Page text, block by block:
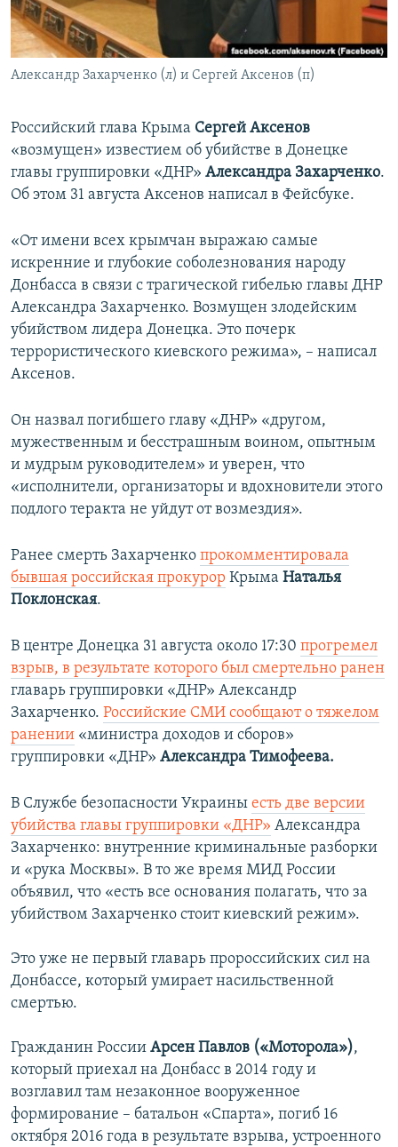
ПОБЕДИТЕЛЕЙ НЕ СУДЯТ?
КРЫМ.НЕПОКОРЕННЫЙ
ELIFBE
ПРИСОЕДИНЯЙТЕСЬ!
Все сайты RFE/RL
Александр Захарченко (л) и Сергей Аксенов (п)
Российский глава Крыма Сергей Аксенов
«возмущен» известием об убийстве в Донецке
главы группировки «ДНР» Александра Захарченко.
Об этом 31 августа Аксенов написал в Фейсбуке.
«От имени всех крымчан выражаю самые
искренние и глубокие соболезнования народу
Донбасса в связи с трагической гибелью главы ДНР
Александра Захарченко. Возмущен злодейским
убийством лидера Донецка. Это почерк
террористического киевского режима», – написал
Аксенов.
Он назвал погибшего главу «ДНР» «другом,
мужественным и бесстрашным воином, опытным
и мудрым руководителем» и уверен, что
«исполнители, организаторы и вдохновители этого
подлого теракта не уйдут от возмездия».
Ранее смерть Захарченко прокомментировала
бывшая российская прокурор Крыма Наталья
Поклонская.
В центре Донецка 31 августа около 17:30 прогремел
взрыв, в результате которого был смертельно ранен
главарь группировки «ДНР» Александр
Захарченко. Российские СМИ сообщают о тяжелом
ранении «министра доходов и сборов»
группировки «ДНР» Александра Тимофеева.
В Службе безопасности Украины есть две версии
убийства главы группировки «ДНР» Александра
Захарченко: внутренние криминальные разборки
и «рука Москвы». В то же время МИД России
объявил, что «есть все основания полагать, что за
убийством Захарченко стоит киевский режим».
Это уже не первый главарь пророссийских сил на
Донбассе, который умирает насильственной
смертью.
Гражданин России Арсен Павлов («Моторола»),
который приехал на Донбасс в 2014 году и
возглавил там незаконное вооруженное
формирование – батальон «Спарта», погиб 16
октября 2016 года в результате взрыва, устроенного